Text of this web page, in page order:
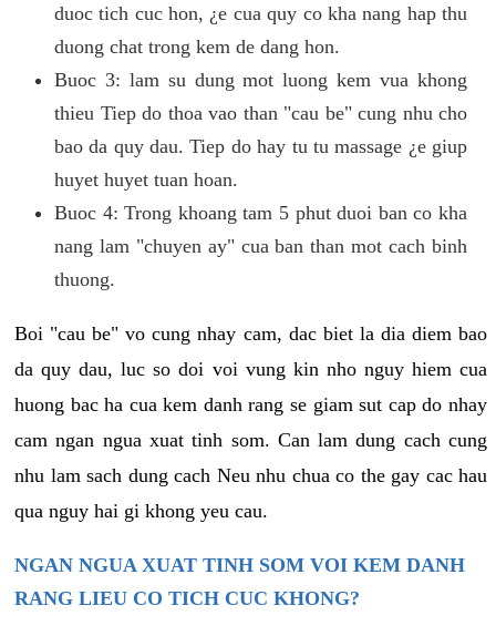
duoc tich cuc hon, ¿e cua quy co kha nang hap thu
duong chat trong kem de dang hon.
Buoc 3: lam su dung mot luong kem vua khong
thieu Tiep do thoa vao than "cau be" cung nhu cho
bao da quy dau. Tiep do hay tu tu massage ¿e giup
huyet huyet tuan hoan.
Buoc 4: Trong khoang tam 5 phut duoi ban co kha
nang lam "chuyen ay" cua ban than mot cach binh
thuong.
Boi "cau be" vo cung nhay cam, dac biet la dia diem bao
da quy dau, luc so doi voi vung kin nho nguy hiem cua
huong bac ha cua kem danh rang se giam sut cap do nhay
cam ngan ngua xuat tinh som. Can lam dung cach cung
nhu lam sach dung cach Neu nhu chua co the gay cac hau
qua nguy hai gi khong yeu cau.
NGAN NGUA XUAT TINH SOM VOI KEM DANH
RANG LIEU CO TICH CUC KHONG?